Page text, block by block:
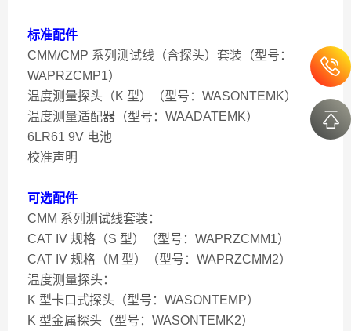
标准配件
CMM/CMP 系列测试线（含探头）套装（型号：
WAPRZCMP1）
温度测量探头（K 型）（型号：WASONTEMK）
温度测量适配器（型号：WAADATEMK）
6LR61 9V 电池
校准声明
可选配件
CMM 系列测试线套装：
CAT IV 规格（S 型）（型号：WAPRZCMM1）
CAT IV 规格（M 型）（型号：WAPRZCMM2）
温度测量探头：
K 型卡口式探头（型号：WASONTEMP）
K 型金属探头（型号：WASONTEMK2）